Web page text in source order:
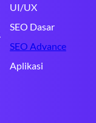
UI/UX
SEO Dasar
SEO Advance
Aplikasi